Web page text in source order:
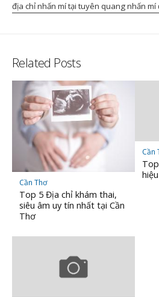
địa chỉ nhấn mí tại tuyên quang nhấn
Related Posts
Cần Thơ
Top 5 Địa chỉ khám thai,
siêu âm uy tín nhất tại Cần
Thơ
Cần